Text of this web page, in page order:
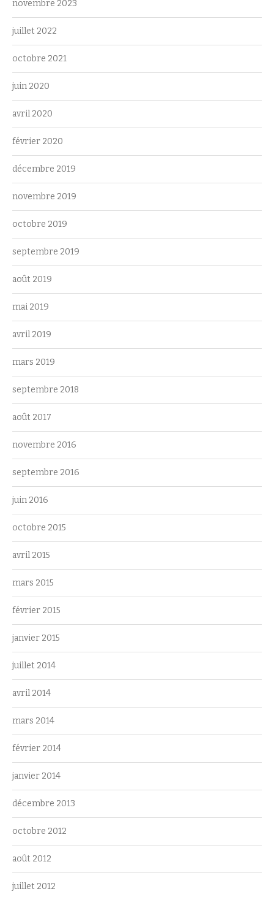
novembre 2023
juillet 2022
octobre 2021
juin 2020
avril 2020
février 2020
décembre 2019
novembre 2019
octobre 2019
septembre 2019
août 2019
mai 2019
avril 2019
mars 2019
septembre 2018
août 2017
novembre 2016
septembre 2016
juin 2016
octobre 2015
avril 2015
mars 2015
février 2015
janvier 2015
juillet 2014
avril 2014
mars 2014
février 2014
janvier 2014
décembre 2013
octobre 2012
août 2012
juillet 2012